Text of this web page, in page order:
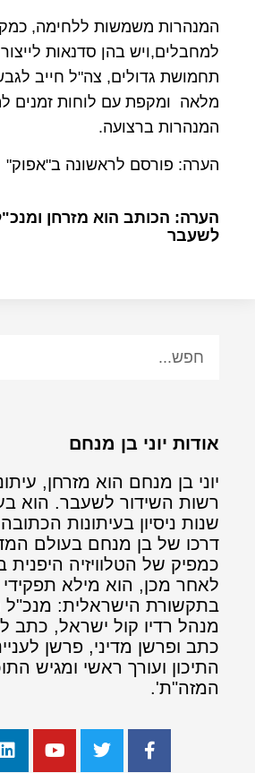
המנהרות משמשות ללחימה,
למחבלים,ויש בהן סדנאות
תחמושת גדולים, צה"ל חייב
מלאה ומקפת עם לוחות זמנים
המנהרות ברצועה.
הערה: פורסם לראשונה ב"אפוק"
הערה: הכותב הוא מזרחן
לשעבר
אודות יוני בן מנחם
יוני בן מנחם הוא מזרחן,
רשות השידור לשעבר. הוא
שנות ניסיון בעיתונות
דרכו של בן מנחם בעולם
כמפיק של הטלוויזיה היפנית
לאחר מכן, הוא מילא
בתקשורת הישראלית: מנכ"ל
מנהל רדיו קול ישראל, כתב
כתב ופרשן מדיני, פרשן
התיכון ועורך ראשי ומגיש
המזה"ת'.